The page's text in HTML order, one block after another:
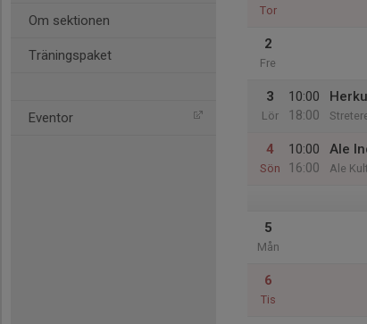
Om sektionen
Träningspaket
Eventor
Tor
2
Fre
3
Lör
10:00
18:00
4
Sön
10:00
16:00
Ale
Ale
5
Mån
6
Tis